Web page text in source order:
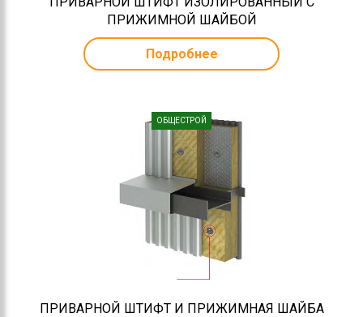
ПРИЖИМНОЙ ШАЙБОЙ
Подробнее
ОБЩЕСТРОЙ
ПРИВАРНОЙ ШТИФТ И ПРИЖИМНАЯ ШАЙБА